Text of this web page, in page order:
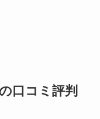
口コミ評判